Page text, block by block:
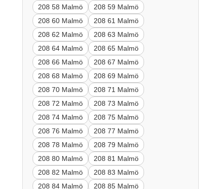
208 58 Malmö
208 59 Malmö
208 60 Malmö
208 61 Malmö
208 62 Malmö
208 63 Malmö
208 64 Malmö
208 65 Malmö
208 66 Malmö
208 67 Malmö
208 68 Malmö
208 69 Malmö
208 70 Malmö
208 71 Malmö
208 72 Malmö
208 73 Malmö
208 74 Malmö
208 75 Malmö
208 76 Malmö
208 77 Malmö
208 78 Malmö
208 79 Malmö
208 80 Malmö
208 81 Malmö
208 82 Malmö
208 83 Malmö
208 84 Malmö
208 85 Malmö